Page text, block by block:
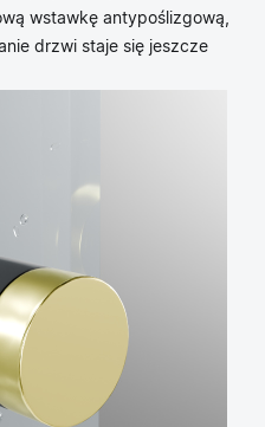
wstawkę antypoślizgową,
drzwi staje się jeszcze